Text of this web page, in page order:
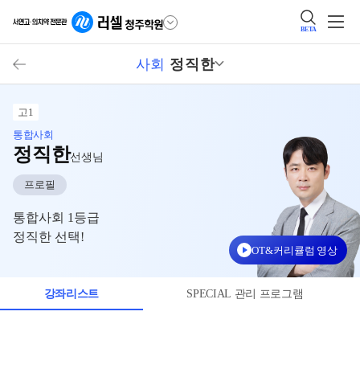
BETA
사회 정직한
고1
통합사회
정직한선생님
프로필
통합사회 1등급
정직한 선택!
OT&커리큘럼 영상
강좌리스트 SPECIAL 관리 프로그램